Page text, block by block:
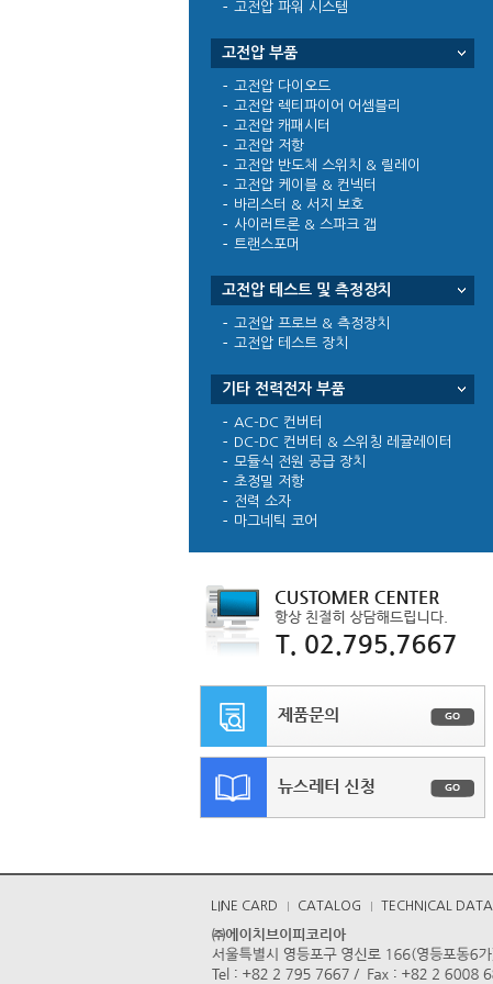
고전압 파워 시스템
고전압 부품
고전압 다이오드
고전압 렉티파이어 어셈블리
고전압 캐패시터
고전압 저항
고전압 반도체 스위치 & 릴레이
고전압 케이블 & 컨넥터
바리스터 & 서지 보호
사이러트론 & 스파크 갭
트랜스포머
고전압 테스트 및 측정장치
고전압 프로브 & 측정장치
고전압 테스트 장치
기타 전력전자 부품
AC-DC 컨버터
DC-DC 컨버터 & 스위칭 레귤레이터
모듈식 전원 공급 장치
초정밀 저항
전력 소자
마그네틱 코어
LINE CARD CATALOG TECHNICAL DATA